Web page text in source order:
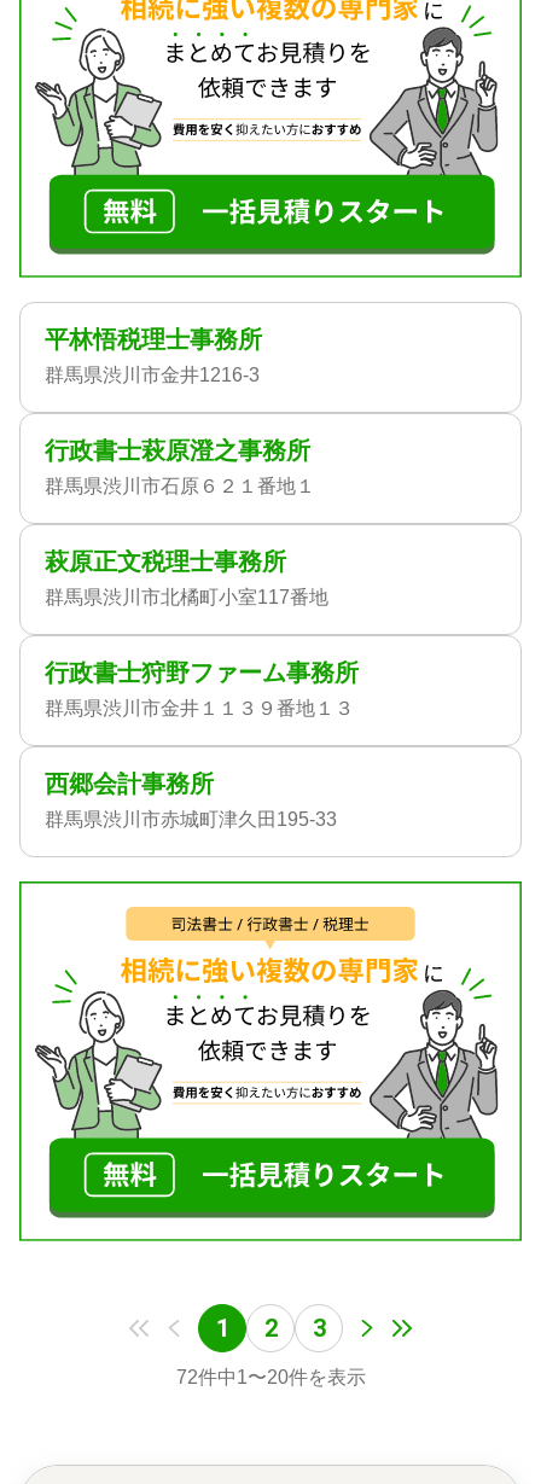
平林悟税理士事務所
群馬県渋川市金井1216-3
行政書士萩原澄之事務所
群馬県渋川市石原６２１番地１
萩原正文税理士事務所
群馬県渋川市北橘町小室117番地
行政書士狩野ファーム事務所
群馬県渋川市金井１１３９番地１３
西郷会計事務所
群馬県渋川市赤城町津久田195-33
1 2 3
72件中1〜20件を表示